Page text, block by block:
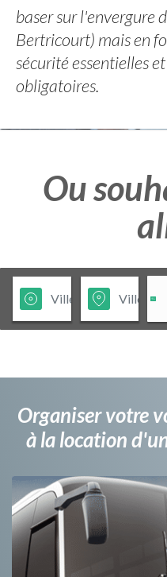
baser sur l'envergure
Bertricourt) mais en
sécurité essentielles
obligatoires.
Ou
Organiser votre
à la location